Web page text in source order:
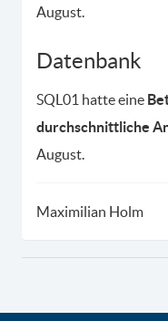
August.
Datenbank
SQL01 hatte eine
durchschnittliche
August.
Maximilian Holm